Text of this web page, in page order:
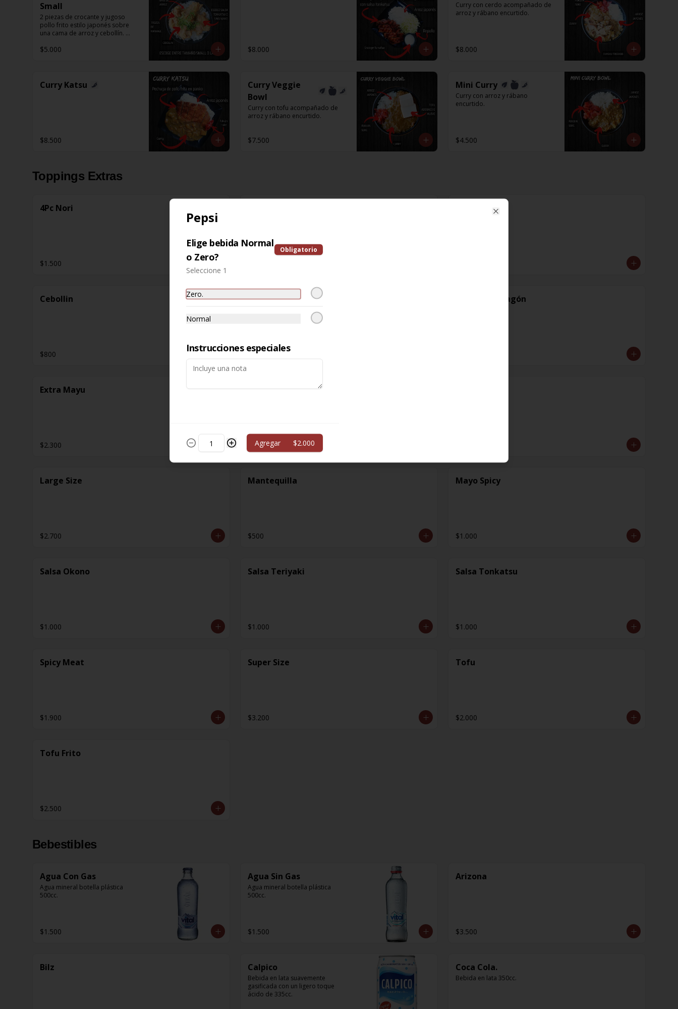
Small
2 piezas de crocante y jugoso
pollo frito estilo japonés sobre
una cama de arroz y cebollín.
Mayo o Salsa Tonkatsu.
$5.000 $8.000
Curry con cerdo acompañado de
arroz y rábano encurtido.
$8.000
Curry Katsu
$8.500
Curry Veggie
Bowl
Curry con tofu acompañado de
arroz y rábano encurtido.
$7.500
Mini Curry
Curry con arroz y rábano
encurtido.
$4.500
Toppings Extras
4Pc Nori
$1.500
Cebollin
$800
Choclo
$1.000
Diente de dragón
Extra Mayu
$2.300 $2.200
Large Size
$2.700
Mantequilla
$500
Mayo Spicy
$1.000
Salsa Okono
$1.000
Salsa Teriyaki
$1.000
Salsa Tonkatsu
$1.000
Spicy Meat
$1.900
Super Size
$3.200
Tofu
$2.000
Tofu Frito
$2.500
Bebestibles
Agua Con Gas
Agua mineral botella plástica
500cc.
$1.500
Agua Sin Gas
Agua mineral botella plástica
500cc.
$1.500
Arizona
$3.500
Bilz Calpico
Bebida en lata suavemente
gasificada con un ligero toque
ácido de 335cc.
Coca Cola.
Bebida en lata 350cc.
Pepsi
Elige bebida Normal
o Zero?
Obligatorio
Seleccione 1
Zero.
Normal
Instrucciones especiales
Agregar $2.000